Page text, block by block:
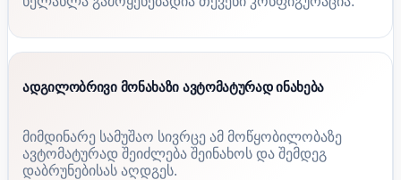
ადგილობრივი მონახაზი ავტომატურად ინახება
მიმდინარე სამუშაო სივრცე ამ მოწყობილობაზე
ავტომატურად შეიძლება შეინახოს და შემდეგ
დაბრუნებისას აღდგეს.